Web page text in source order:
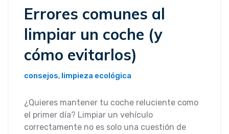
Errores comunes al
limpiar un coche (y
cómo evitarlos)
consejos, limpieza ecológica
¿Quieres mantener tu coche reluciente como
el primer día? Limpiar un vehículo
correctamente no es solo una cuestión de